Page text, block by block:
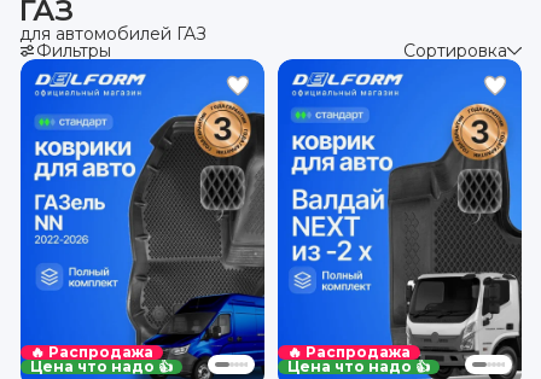
ГАЗ
для автомобилей ГАЗ
Фильтры Сортировка
🔥 Распродажа
Цена что надо 👍
🔥 Распродажа
Цена что надо 👍